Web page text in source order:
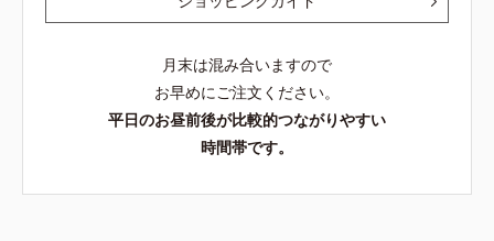
月末は混み合いますので
お早めにご注文ください。
平日のお昼前後が比較的つながりやすい
時間帯です。